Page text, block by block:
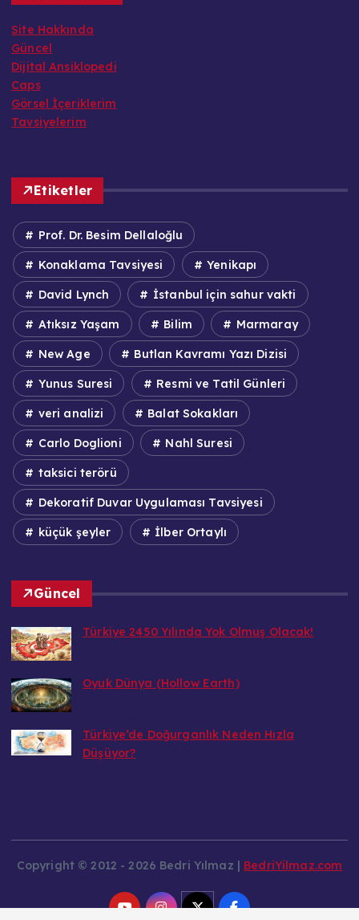
Site Hakkında
Güncel
Dijital Ansiklopedi
Caps
Görsel İçeriklerim
Tavsiyelerim
Etiketler
Prof. Dr. Besim Dellaloğlu
Konaklama Tavsiyesi Yenikapı
David Lynch İstanbul için sahur vakti
Atıksız Yaşam Bilim Marmaray
New Age Butlan Kavramı Yazı Dizisi
Yunus Suresi Resmi ve Tatil Günleri
veri analizi Balat Sokakları
Carlo Doglioni Nahl Suresi
taksici terörü
Dekoratif Duvar Uygulaması Tavsiyesi
küçük şeyler İlber Ortaylı
Güncel
Türkiye 2450 Yılında Yok Olmuş Olacak!
Oyuk Dünya (Hollow Earth)
Türkiye’de Doğurganlık Neden Hızla
Düşüyor?
Copyright © 2012 - 2026 Bedri Yılmaz |BedriYilmaz.com